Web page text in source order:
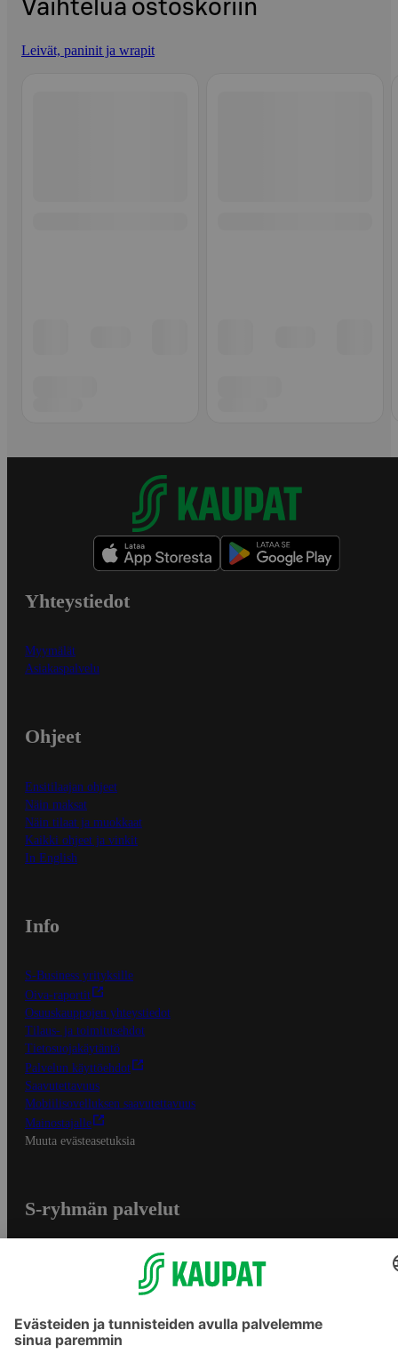
Vaihtelua ostoskoriin
Leivät, paninit ja wrapit
Yhteystiedot
Myymälät
Asiakaspalvelu
Ohjeet
Ensitilaajan ohjeet
Näin maksat
Näin tilaat ja muokkaat
Kaikki ohjeet ja vinkit
In English
Info
S-Business yrityksille
Oiva-raportit
Osuuskauppojen yhteystiedot
Tilaus- ja toimitusehdot
Tietosuojakäytäntö
Palvelun käyttöehdot
Saavutettavuus
Mobiilisovelluksen saavutettavuus
Mainostajalle
Muuta evästeasetuksia
S-ryhmän palvelut
Yhteishyvä Ruoka -sovellus
S-ostoslista -sovellus
Prisma.fi